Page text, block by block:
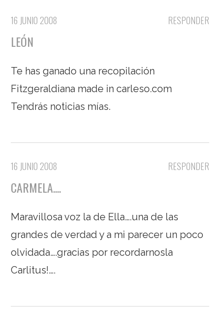
RESPONDER
16 JUNIO 2008
LEÓN
Te has ganado una recopilación
Fitzgeraldiana made in carleso.com
Tendrás noticias mías.
RESPONDER
16 JUNIO 2008
CARMELA....
Maravillosa voz la de Ella….una de las
grandes de verdad y a mi parecer un poco
olvidada….gracias por recordarnosla
Carlitus!….